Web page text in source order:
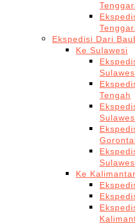
Ekspedisi Dari
Ke Sulawesi
Tengah
Ke